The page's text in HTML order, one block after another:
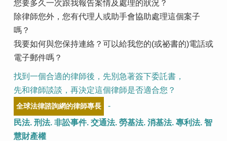
您要多久一次跟我報告案情及處理的狀況？
除律師您外，您有代理人或助手會協助處理這個案子
嗎？
我要如何與您保持連絡？可以給我您的(或祕書的)電話或
電子郵件嗎？
找到一個合適的律師後，先別急著簽下委託書，
先和律師談談，再決定這個律師是否適合您？
全球法律諮詢網的律師專長
-
民法. 刑法. 非訟事件. 交通法. 勞基法. 消基法. 專利法. 智
慧財產權